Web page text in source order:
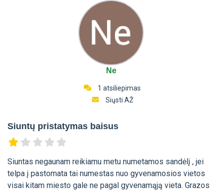
Ne
1 atsiliepimas
Siųsti AŽ
Siuntų pristatymas baisus
Siuntas negaunam reikiamu metu numetamos sandėlį , jei
telpa į pastomata tai numestas nuo gyvenamosios vietos
visai kitam miesto gale ne pagal gyvenamąją vieta. Grazos